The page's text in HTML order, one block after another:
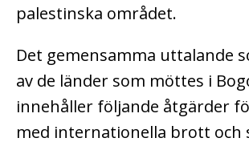
palestinska området.
Det gemensamma uttalande
av de länder som möttes i
innehåller följande åtgärder
med internationella brott och